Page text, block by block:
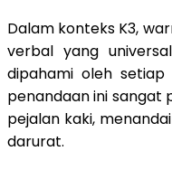
Dalam konteks K3,
verbal yang
dipahami oleh setiap
penandaan ini sangat
pejalan kaki,
darurat.